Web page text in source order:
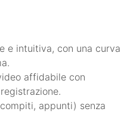
e intuitiva, con una curva
affidabile con
appunti) senza